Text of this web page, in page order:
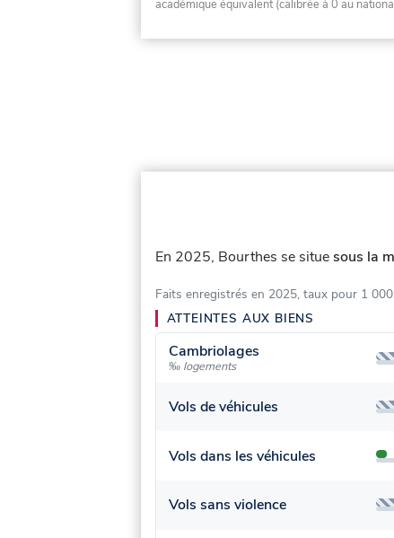
académique équivalent (calibrée à 0 au
En 2025, Bourthes se situesous la
Faits enregistrés en 2025, taux pour 1
ATTEINTES AUX BIENS
Cambriolages
‰ logements
Vols de véhicules
Vols dans les véhicules
Vols sans violence